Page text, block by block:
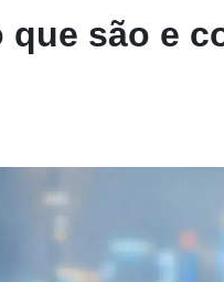
são e